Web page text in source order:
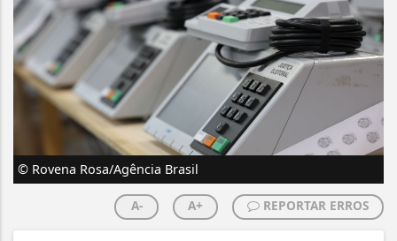
© Rovena Rosa/Agência Brasil
A- A+ REPORTAR ERROS